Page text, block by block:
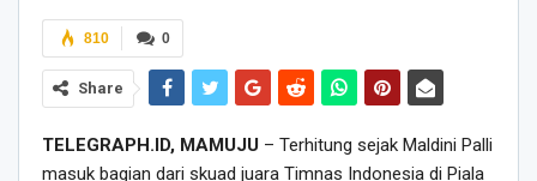
0
810
Share
TELEGRAPH.ID, MAMUJU – Terhitung sejak Maldini Palli
masuk bagian dari skuad juara Timnas Indonesia di Piala